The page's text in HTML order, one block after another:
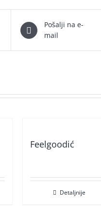
Pošalji na e-
mail
Feelgoodić
Detaljnije